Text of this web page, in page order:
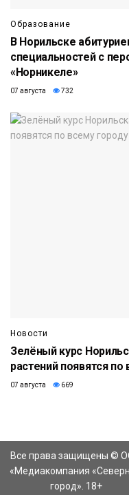
Образование
В Норильске
специальностей с
«Норникеле»
07 августа 732
Новости
Зелёный курс
растений появятся по
07 августа 669
Все права защищены ©
«Медиакомпания
город». 18+